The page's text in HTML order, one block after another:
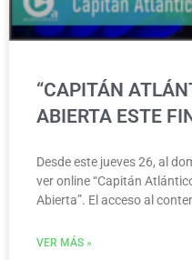
“CAPITÁN
ABIERTA ESTE
Desde este jueves 26, al
ver online “Capitán
Abierta”. El acceso al
VER MÁS »